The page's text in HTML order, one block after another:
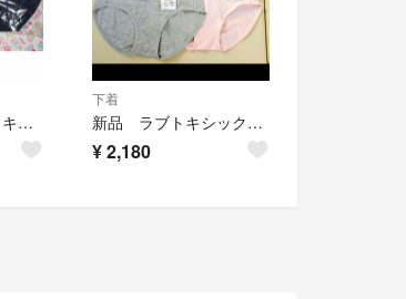
LOVETOXIC ラブトキシック ブラショーツセット 160 小学生中学生
下着
新品 ラブトキシックショーツ 定価2,992円 140 4枚組 女の子 肌着
¥2,180